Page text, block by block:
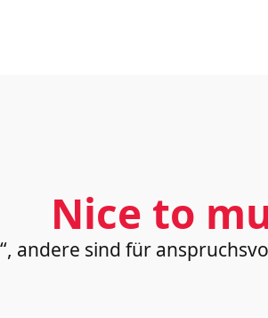
Nice to
andere sind für